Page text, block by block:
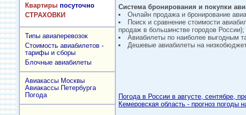
Квартиры посуточно
СТРАХОВКИ
Типы авиаперевозок
Стоимость авиабилетов -
тарифы и сборы
Блочные авиабилеты
Авиакассы Москвы
Авиакассы Петербурга
Погода
Система бронирования и покупки
Онлайн продажа и бронирование
Поиск и сравнение стоимости
продаж в большинстве городов России);
Авиабилеты по наиболее выгодным
Дешевые авиабилеты на
Погода в России в августе, сентябре,
Кемеровская область - прогноз погоды